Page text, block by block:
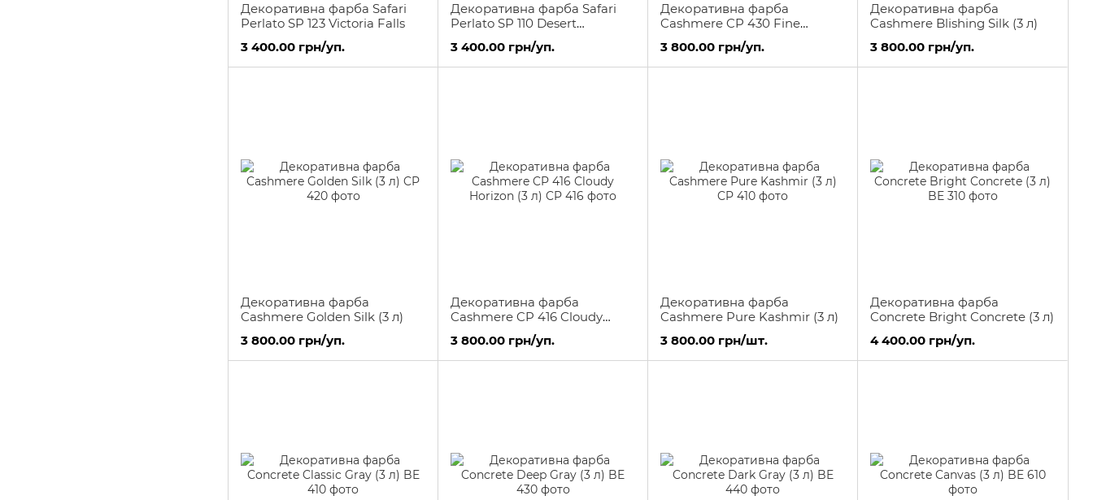
Декоративна фарба Safari
Perlato SP 123 Victoria Falls
3 400.00 грн/уп.
Декоративна фарба Safari
Perlato SP 110 Desert
Enchantment
3 400.00 грн/уп.
Декоративна фарба
Cashmere CP 430 Fine
Саѕhmere (3 л)
3 800.00 грн/уп.
Декоративна фарба
Cashmere Blishing Silk (3 л)
3 800.00 грн/уп.
Декоративна фарба
Cashmere Golden Silk (3 л)
3 800.00 грн/уп.
Декоративна фарба
Cashmere CP 416 Cloudy
3 800.00 грн/уп.
Декоративна фарба
Cashmere Pure Kashmir (3 л)
3 800.00 грн/шт.
Декоративна фарба
Concrete Bright Concrete (3 л)
4 400.00 грн/уп.